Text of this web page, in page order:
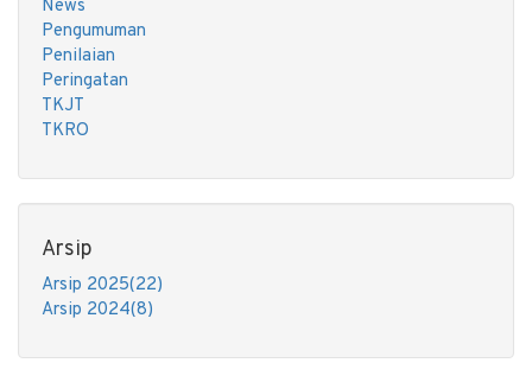
News
Pengumuman
Penilaian
Peringatan
TKJT
TKRO
Arsip
Arsip 2025(22)
Arsip 2024(8)